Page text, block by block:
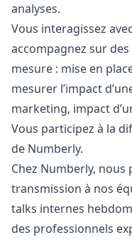
analyses.
Vous interagissez
accompagnez sur
mesure : mise en
mesurer l’impact
marketing, impact
Vous participez à la
de Numberly.
Chez Numberly,
transmission à nos
talks internes
des professionnels